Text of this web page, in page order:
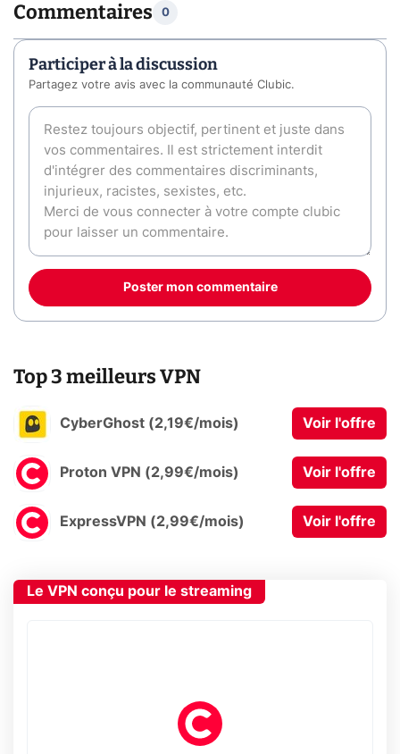
Commentaires 0
Participer à la discussion
Partagez votre avis avec la communauté Clubic.
Poster mon commentaire
Top 3 meilleurs VPN
CyberGhost (2,19€/mois) Voir l'offre
Proton VPN (2,99€/mois) Voir l'offre
ExpressVPN (2,99€/mois) Voir l'offre
Le VPN conçu pour le streaming